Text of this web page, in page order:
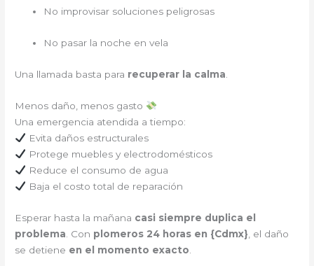
No improvisar soluciones peligrosas
No pasar la noche en vela
Una llamada basta para recuperar la calma
Menos daño, menos gasto
Una emergencia atendida a tiempo:
Evita daños estructurales
Protege muebles y electrodomésticos
Reduce el consumo de agua
Baja el costo total de reparación
Esperar hasta la mañana casi siempre duplica el
problema . Con plomeros 24 horas en {Cdmx} , el daño
se detiene en el momento exacto